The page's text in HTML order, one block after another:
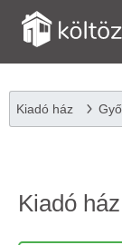
Kiadó ház
Kiadó